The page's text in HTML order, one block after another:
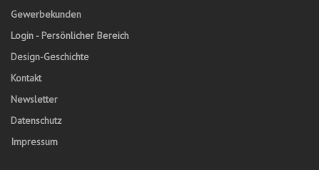
Gewerbekunden
Login - Persönlicher Bereich
Design-Geschichte
Kontakt
Newsletter
Datenschutz
Impressum